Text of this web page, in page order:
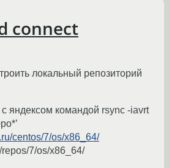
connect
локальный репозиторий
яндексом командой rsync -iavrt
centos/7/os/x86_64/
7/os/x86_64/